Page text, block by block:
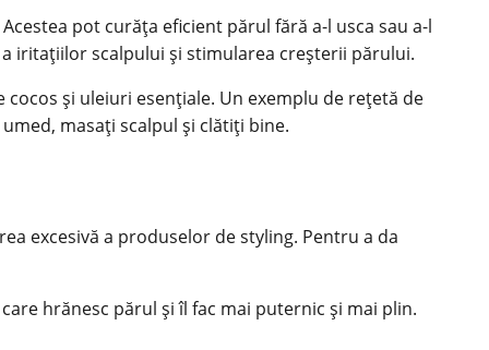
pot curăța eficient părul fără a-l usca sau a-l
iritațiilor scalpului și stimularea creșterii părului.
și uleiuri esențiale. Un exemplu de rețetă de
masați scalpul și clătiți bine.
excesivă a produselor de styling. Pentru a da
hrănesc părul și îl fac mai puternic și mai plin.